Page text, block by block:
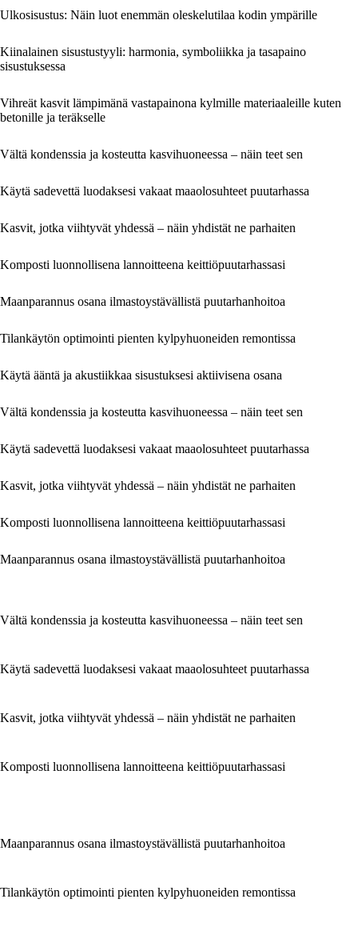
Ulkosisustus: Näin luot enemmän oleskelutilaa kodin ympärille
Kiinalainen sisustustyyli: harmonia, symboliikka ja tasapaino
sisustuksessa
Vihreät kasvit lämpimänä vastapainona kylmille materiaaleille kuten
betonille ja teräkselle
Vältä kondenssia ja kosteutta kasvihuoneessa – näin teet sen
Käytä sadevettä luodaksesi vakaat maaolosuhteet puutarhassa
Kasvit, jotka viihtyvät yhdessä – näin yhdistät ne parhaiten
Komposti luonnollisena lannoitteena keittiöpuutarhassasi
Maanparannus osana ilmastoystävällistä puutarhanhoitoa
Tilankäytön optimointi pienten kylpyhuoneiden remontissa
Käytä ääntä ja akustiikkaa sisustuksesi aktiivisena osana
Vältä kondenssia ja kosteutta kasvihuoneessa – näin teet sen
Käytä sadevettä luodaksesi vakaat maaolosuhteet puutarhassa
Kasvit, jotka viihtyvät yhdessä – näin yhdistät ne parhaiten
Komposti luonnollisena lannoitteena keittiöpuutarhassasi
Maanparannus osana ilmastoystävällistä puutarhanhoitoa
Vältä kondenssia ja kosteutta kasvihuoneessa – näin teet sen
Käytä sadevettä luodaksesi vakaat maaolosuhteet puutarhassa
Kasvit, jotka viihtyvät yhdessä – näin yhdistät ne parhaiten
Komposti luonnollisena lannoitteena keittiöpuutarhassasi
Maanparannus osana ilmastoystävällistä puutarhanhoitoa
Tilankäytön optimointi pienten kylpyhuoneiden remontissa